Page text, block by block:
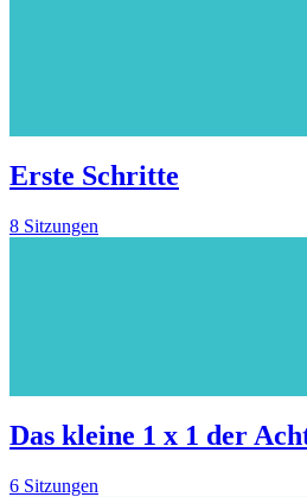
Erste Schritte
8 Sitzungen
Das kleine 1 x 1 der
6 Sitzungen